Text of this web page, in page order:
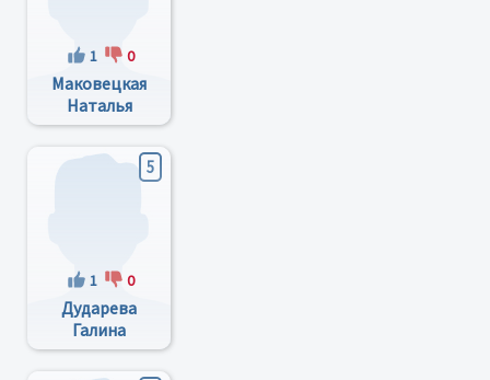
1 0
Мaковeцкaя
Нaтaлья
Вaлeрьeвнa
5
1 0
Дударева
Галина
Федоровна